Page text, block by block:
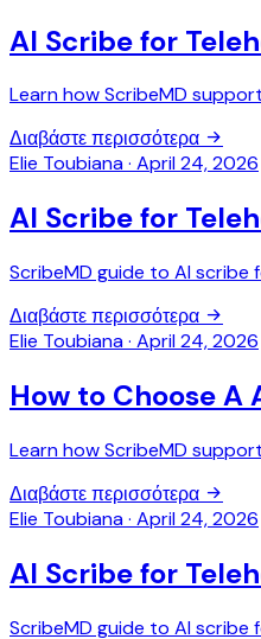
AI Scribe for
Learn how ScribeMD
Διαβάστε περισσότερα
Elie Toubiana· April 24, 2026
AI Scribe for
ScribeMD guide to AI
Διαβάστε περισσότερα
Elie Toubiana· April 24, 2026
How to Choose A
Learn how ScribeMD
Διαβάστε περισσότερα
Elie Toubiana· April 24, 2026
AI Scribe for
ScribeMD guide to AI